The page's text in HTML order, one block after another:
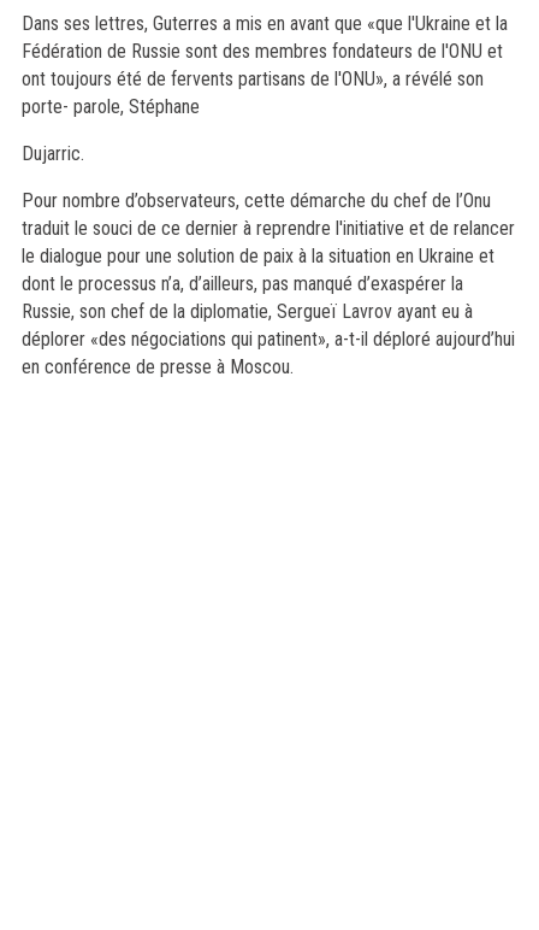
Dans ses lettres, Guterres a mis en avant que «que l'Ukraine et la
Fédération de Russie sont des membres fondateurs de l'ONU et
ont toujours été de fervents partisans de l'ONU», a révélé son
porte- parole, Stéphane
Dujarric.
Pour nombre d’observateurs, cette démarche du chef de l’Onu
traduit le souci de ce dernier à reprendre l'initiative et de relancer
le dialogue pour une solution de paix à la situation en Ukraine et
dont le processus n’a, d’ailleurs, pas manqué d’exaspérer la
Russie, son chef de la diplomatie, Sergueï Lavrov ayant eu à
déplorer «des négociations qui patinent», a-t-il déploré aujourd’hui
en conférence de presse à Moscou.